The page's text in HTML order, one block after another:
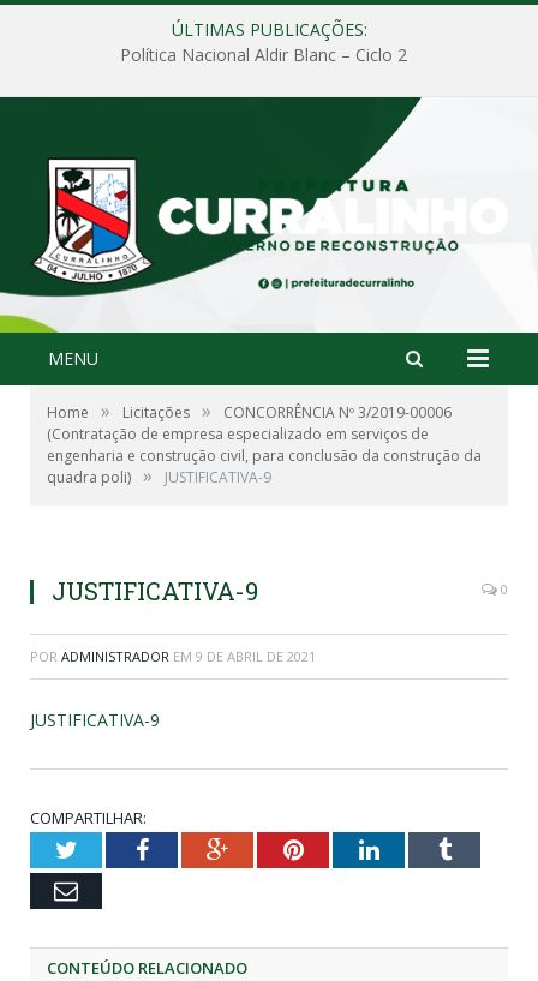
ÚLTIMAS PUBLICAÇÕES:
Política Nacional Aldir Blanc – Ciclo 2
MENU
Home » Licitações »
CONCORRÊNCIA Nº 3/2019-00006
(Contratação de empresa especializado em serviços de
engenharia e construção civil, para conclusão da construção da
quadra poli) » JUSTIFICATIVA-9
JUSTIFICATIVA-9 0
POR ADMINISTRADOR EM 9 DE ABRIL DE 2021
JUSTIFICATIVA-9
COMPARTILHAR:
TwitterFacebookGoogle+PinterestLinkedInTumblr
Email
CONTEÚDO RELACIONADO